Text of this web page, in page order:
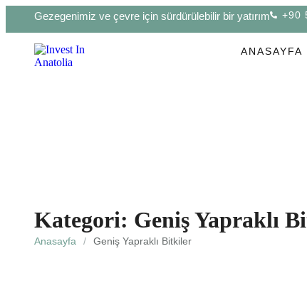
Gezegenimiz ve çevre için sürdürülebilir bir yatırım +90
ANASAYFA
Kategori: Geniş Yapraklı
Anasayfa / Geniş Yapraklı Bitkiler